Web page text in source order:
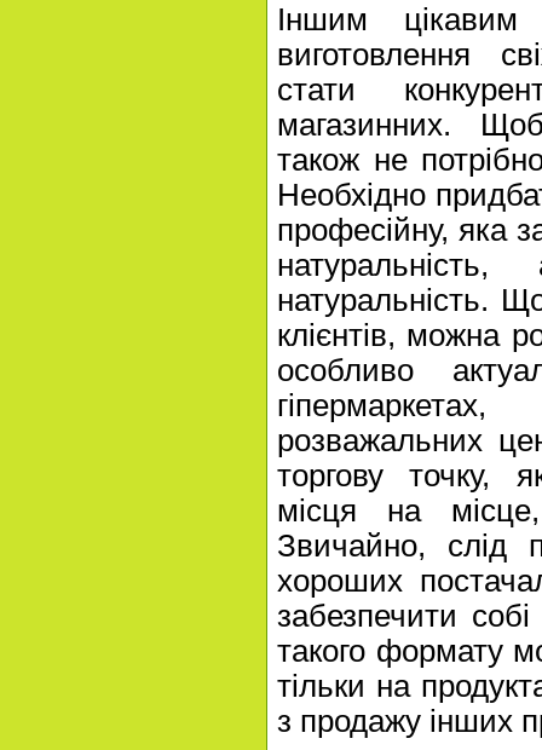
Іншим
виготовлення
стати
магазинних.
також не
Необхідно
професійну, яка
натуральність.
клієнтів, можна
особливо
розважальних
торгову точку,
місця на
Звичайно, слід
хороших
забезпечити
такого формату
тільки на
з продажу інших